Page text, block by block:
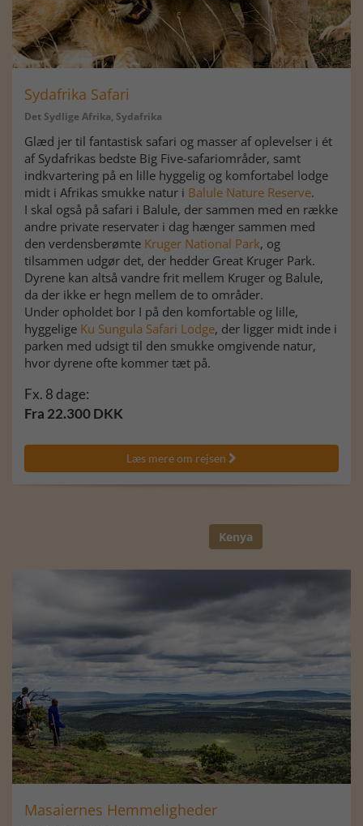
Sydafrika Safari
Det Sydlige Afrika, Sydafrika
Glæd jer til fantastisk safari og masser af oplevelser i ét
af Sydafrikas bedste Big Five-safariområder, samt
indkvartering på en lille hyggelig og komfortabel lodge
midt i Afrikas smukke natur i Balule Nature Reserve.
I skal også på safari i Balule, der sammen med en række
andre private reservater i dag hænger sammen med
den verdensberømte Kruger National Park, og
tilsammen udgør det, der hedder Great Kruger Park.
Dyrene kan altså vandre frit mellem Kruger og Balule,
da der ikke er hegn mellem de to områder.
Under opholdet bor I på den komfortable og lille,
hyggelige Ku Sungula Safari Lodge, der ligger midt inde i
parken med udsigt til den smukke omgivende natur,
hvor dyrene ofte kommer tæt på.
Fx. 8 dage:
Fra 22.300 DKK
Læs mere om rejsen 
Kenya
Masaiernes Hemmeligheder